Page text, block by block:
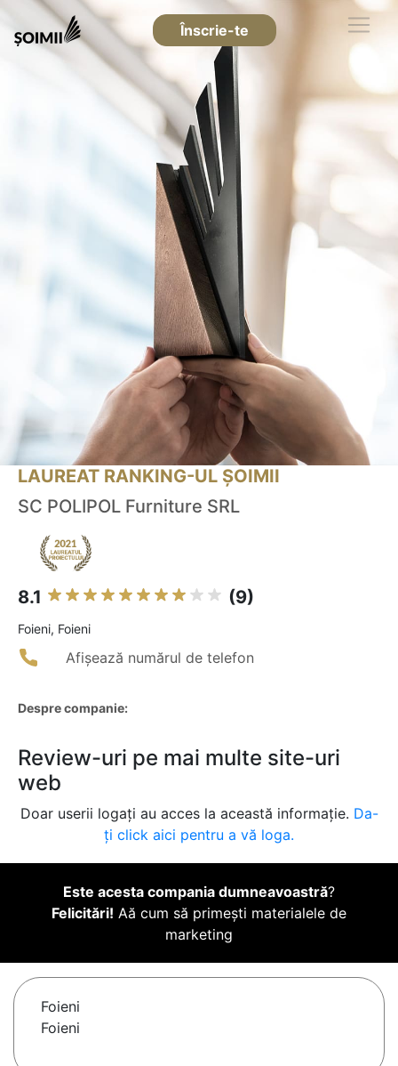
Înscrie-te
LAUREAT RANKING-UL ȘOIMII
SC POLIPOL Furniture SRL
8.1 (9)
Foieni, Foieni
Afișează numărul de telefon
Despre companie:
Review-uri pe mai multe site-uri
web
Doar userii logați au acces la această informație. Da-
ți click aici pentru a vă loga.
Este acesta compania dumneavoastră?
Felicitări! Aă cum să primești materialele de
marketing
Foieni
Foieni